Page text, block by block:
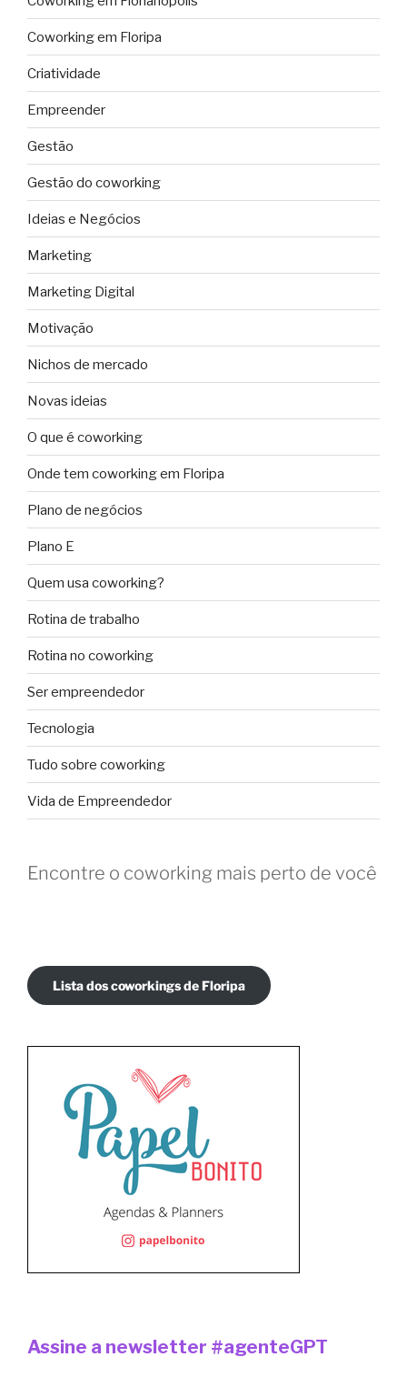
Coworking em Floripa
Criatividade
Empreender
Gestão
Gestão do coworking
Ideias e Negócios
Marketing
Marketing Digital
Motivação
Nichos de mercado
Novas ideias
O que é coworking
Onde tem coworking em Floripa
Plano de negócios
Plano E
Quem usa coworking?
Rotina de trabalho
Rotina no coworking
Ser empreendedor
Tecnologia
Tudo sobre coworking
Vida de Empreendedor
Encontre o coworking mais perto de você
Lista dos coworkings de Floripa
Assine a newsletter #agenteGPT